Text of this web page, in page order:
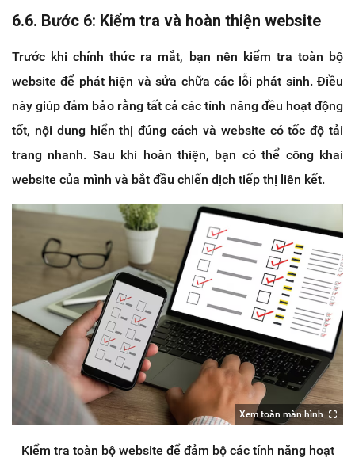
6.6. Bước 6: Kiểm tra và hoàn thiện website
Trước khi chính thức ra mắt, bạn nên kiểm tra toàn bộ
website để phát hiện và sửa chữa các lỗi phát sinh. Điều
này giúp đảm bảo rằng tất cả các tính năng đều hoạt động
tốt, nội dung hiển thị đúng cách và website có tốc độ tải
trang nhanh. Sau khi hoàn thiện, bạn có thể công khai
website của mình và bắt đầu chiến dịch tiếp thị liên kết.
Xem toàn màn hình
Kiểm tra toàn bộ website để đảm bộ các tính năng hoạt